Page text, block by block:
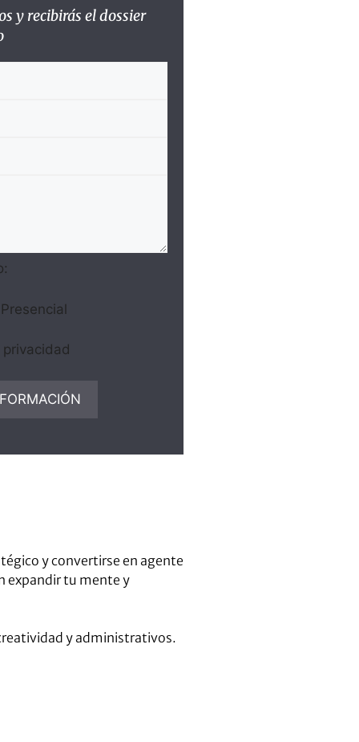
y recibirás el dossier
Presencial
y convertirse en agente
expandir tu mente y
y administrativos.